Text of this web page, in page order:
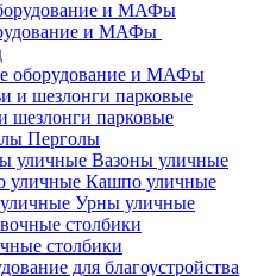
и МАФы
оборудование и МАФы
шезлонги парковые
Перголы
Вазоны уличные
Кашпо уличные
Урны уличные
столбики